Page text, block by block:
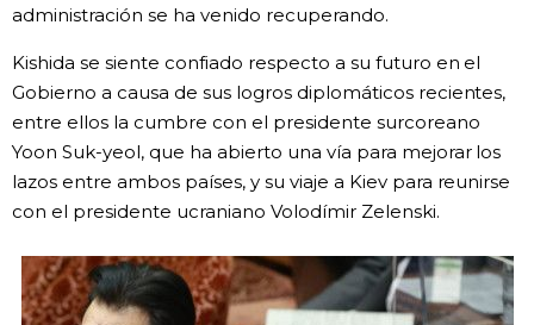
Gente
Blog
Tokio
Avisos
administración se ha venido recuperando.
Kishida se siente confiado respecto a su futuro en el
Gobierno a causa de sus logros diplomáticos recientes,
entre ellos la cumbre con el presidente surcoreano
Yoon Suk-yeol, que ha abierto una vía para mejorar los
lazos entre ambos países, y su viaje a Kiev para reunirse
con el presidente ucraniano Volodímir Zelenski.